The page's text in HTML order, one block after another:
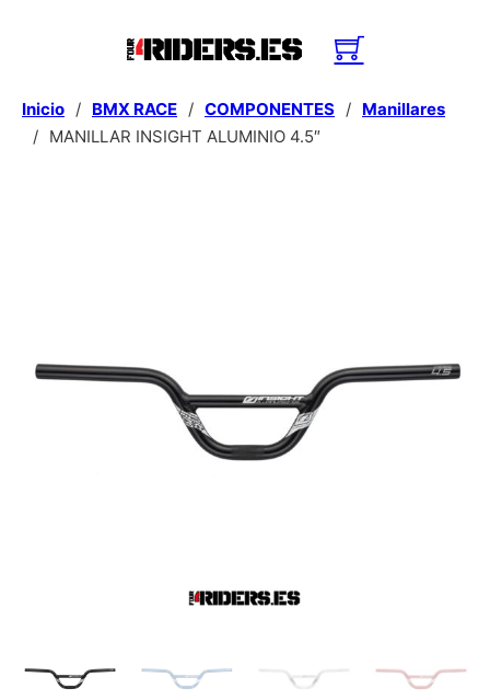
Inicio / BMX RACE / COMPONENTES / Manillares
/ MANILLAR INSIGHT ALUMINIO 4.5″